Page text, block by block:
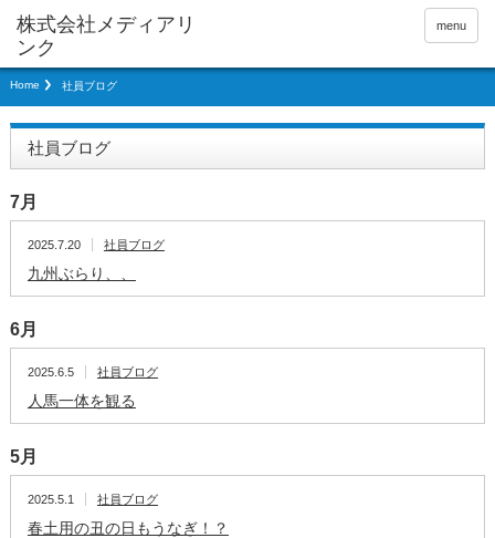
menu
Home 社員ブログ
社員ブログ
7月
2025.7.20 社員ブログ
九州ぶらり、、
6月
2025.6.5 社員ブログ
人馬一体を観る
5月
2025.5.1 社員ブログ
春土用の丑の日もうなぎ！？